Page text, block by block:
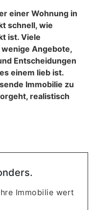
einer Wohnung in
schnell, wie
ist. Viele
Angebote,
Entscheidungen
einem lieb ist.
Immobilie zu
realistisch
Immobilie wert